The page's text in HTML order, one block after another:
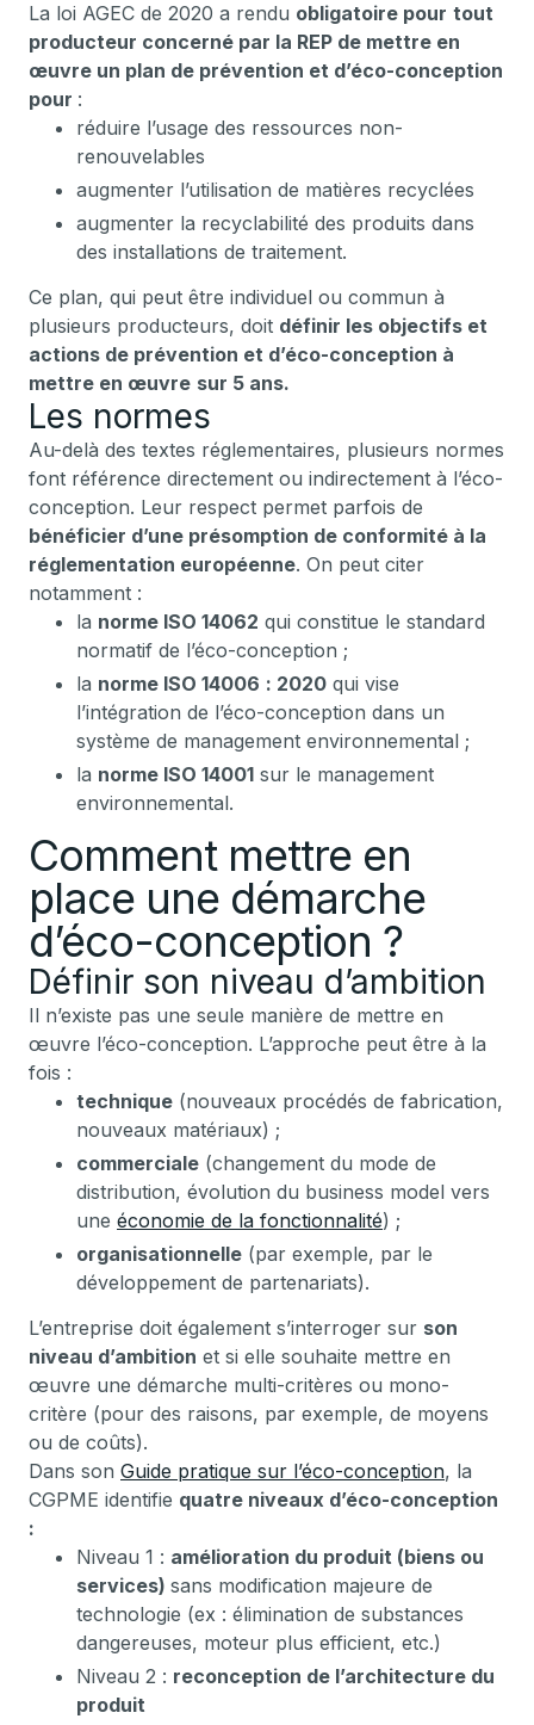
La loi AGEC de 2020 a rendu obligatoire pour tout
producteur concerné par la REP de mettre en
œuvre un plan de prévention et d’éco-conception
pour :
réduire l’usage des ressources non-
renouvelables
augmenter l’utilisation de matières recyclées
augmenter la recyclabilité des produits dans
des installations de traitement.
Ce plan, qui peut être individuel ou commun à
plusieurs producteurs, doit définir les objectifs et
actions de prévention et d’éco-conception à
mettre en œuvre sur 5 ans.
Les normes
Au-delà des textes réglementaires, plusieurs normes
font référence directement ou indirectement à l’éco-
conception. Leur respect permet parfois de
bénéficier d’une présomption de conformité à la
réglementation européenne. On peut citer
notamment :
la norme ISO 14062 qui constitue le standard
normatif de l’éco-conception ;
la norme ISO 14006 : 2020 qui vise
l’intégration de l’éco-conception dans un
système de management environnemental ;
la norme ISO 14001 sur le management
environnemental.
Comment mettre en
place une démarche
d’éco-conception ?
Définir son niveau d’ambition
Il n’existe pas une seule manière de mettre en
œuvre l’éco-conception. L’approche peut être à la
fois :
technique (nouveaux procédés de fabrication,
nouveaux matériaux) ;
commerciale (changement du mode de
distribution, évolution du business model vers
une économie de la fonctionnalité) ;
organisationnelle (par exemple, par le
développement de partenariats).
L’entreprise doit également s’interroger sur son
niveau d’ambition et si elle souhaite mettre en
œuvre une démarche multi-critères ou mono-
critère (pour des raisons, par exemple, de moyens
ou de coûts).
Dans son Guide pratique sur l’éco-conception, la
CGPME identifie quatre niveaux d’éco-conception
:
Niveau 1 : amélioration du produit (biens ou
services) sans modification majeure de
technologie (ex : élimination de substances
dangereuses, moteur plus efficient, etc.)
Niveau 2 : reconception de l’architecture du
produit